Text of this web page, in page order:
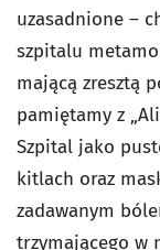
uzasadnione –
szpitalu
mającą zresztą
pamiętamy z
Szpital jako
kitlach oraz
zadawanym
trzymającego w